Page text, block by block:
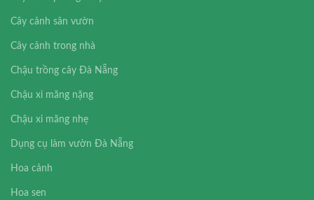
Cây cảnh sân vườn
Cây cảnh trong nhà
Chậu trồng cây Đà Nẵng
Chậu xi măng nặng
Chậu xi măng nhẹ
Dụng cụ làm vườn Đà Nẵng
Hoa cảnh
Hoa sen